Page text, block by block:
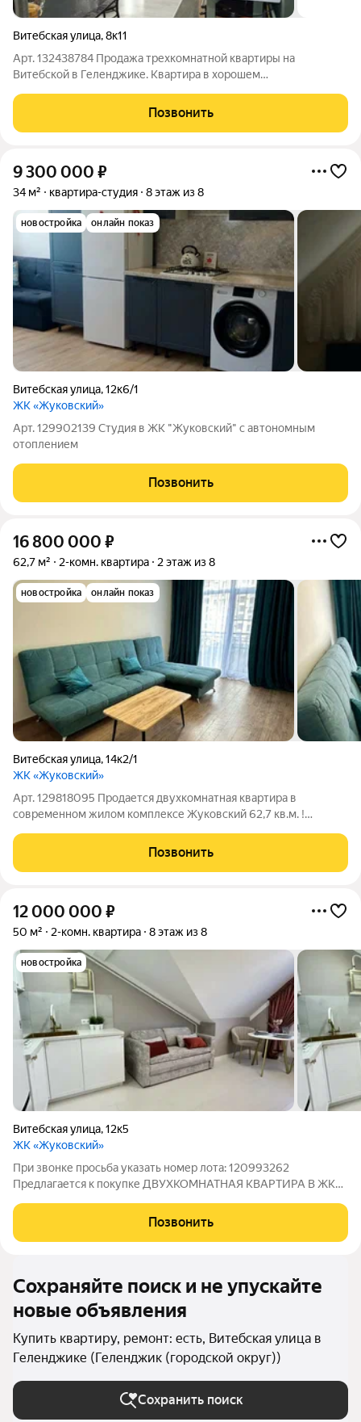
Витебская улица,8к11
Арт. 132438784 Продажа трехкомнатной квартиры на
Витебской в Геленджике. Квартира в хорошем
Позвонить
9 300 000 ₽
34 м² квартира-студия 8 этаж из 8
новостройка онлайн показ
Витебская улица,12к6/1
ЖК «Жуковский»
Арт. 129902139 Студия в ЖК "Жуковский" с автономным
отоплением
Позвонить
16 800 000 ₽
62,7 м² 2-комн. квартира 2 этаж из 8
новостройка онлайн показ
Витебская улица,14к2/1
ЖК «Жуковский»
Арт. 129818095 Продается двухкомнатная квартира в
современном жилом комплексе Жуковский 62,7 кв.м. !
полы по всей квартире. Квартира светлая, просторная,
комнаты изолированные. В квартире
Позвонить
12 000 000 ₽
50 м² 2-комн. квартира 8 этаж из 8
новостройка
Витебская улица,12к5
ЖК «Жуковский»
При звонке просьба указать номер лота: 120993262
Предлагается к покупке ДВУХКОМНАТНАЯ КВАРТИРА В ЖК
проспект. О КВАРТИРЕ: Квартира находится на восьмом этаже.
Общая площадь квартиры: 50 кв.. м. Площадь
Позвонить
Сохраняйте поиск и не упускайте
новые объявления
Купить квартиру, ремонт: есть, Витебская улица в
Геленджике (Геленджик (городской округ))
Сохранить поиск